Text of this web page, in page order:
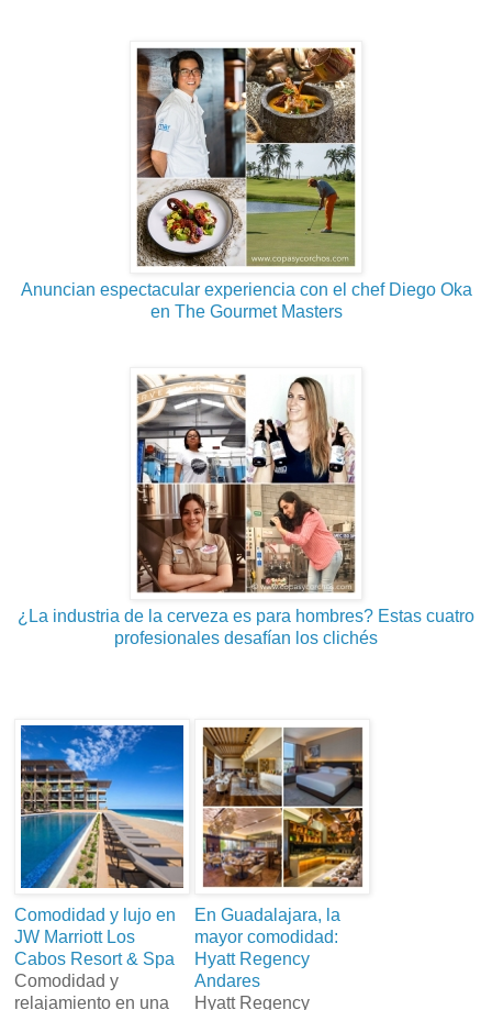
Anuncian espectacular experiencia con el chef Diego Oka
en The Gourmet Masters
¿La industria de la cerveza es para hombres? Estas cuatro
profesionales desafían los clichés
Comodidad y lujo en
JW Marriott Los
Cabos Resort & Spa
Comodidad y
relajamiento en una
En Guadalajara, la
mayor comodidad:
Hyatt Regency
Andares
Hyatt Regency